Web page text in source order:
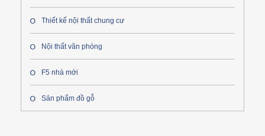
Thiết kế nội thất chung cư
Nội thất văn phòng
F5 nhà mới
Sản phẩm đồ gỗ